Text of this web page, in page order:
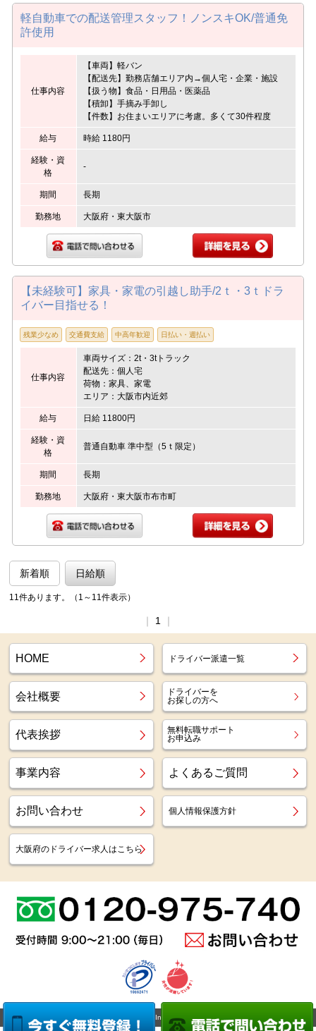
軽自動車での配送管理スタッフ！ノンスキOK/普通免
許使用
仕事内容
【車両】軽バン
【配送先】勤務店舗エリア内→個人宅・企業・施設
【扱う物】食品・日用品・医薬品
【積卸】手摘み手卸し
【件数】お住まいエリアに考慮。多くて30件程度
給与 時給 1180円
経験・資
格
-
期間 長期
勤務地 大阪府・東大阪市
【未経験可】家具・家電の引越し助手/2ｔ・3ｔドラ
イバー目指せる！
残業少なめ 交通費支給 中高年歓迎 日払い・週払い
仕事内容
車両サイズ：2t・3tトラック
配送先：個人宅
荷物：家具、家電
エリア：大阪市内近郊
給与 日給 11800円
経験・資
格
普通自動車 準中型（5ｔ限定）
期間 長期
勤務地 大阪府・東大阪市布市町
新着順 日給順
11件あります。（1～11件表示）
1
HOME ドライバー派遣一覧
会社概要
ドライバーを
お探しの方へ
代表挨拶
無料転職サポート
お申込み
事業内容 よくあるご質問
お問い合わせ 個人情報保護方針
大阪府のドライバー求人はこちら
Az staff Inc. All Right Reserved.